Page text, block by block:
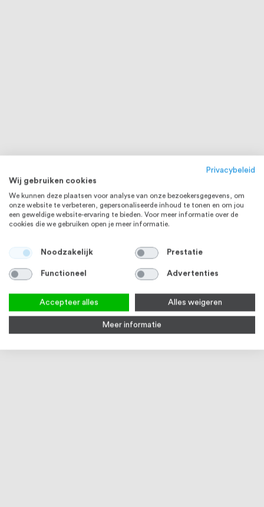
Privacybeleid
Wij gebruiken cookies
We kunnen deze plaatsen voor analyse van onze bezoekersgegevens, om
onze website te verbeteren, gepersonaliseerde inhoud te tonen en om jou
een geweldige website-ervaring te bieden. Voor meer informatie over de
cookies die we gebruiken open je meer informatie.
Noodzakelijk Prestatie
Functioneel Advertenties
Accepteer alles Alles weigeren
Meer informatie